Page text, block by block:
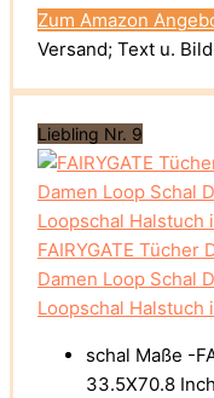
Zum Amazon
Versand; Text u.
Liebling Nr. 9
FAIRYGATE Tücher
Damen Loop Schal
Loopschal Halstuch
schal Maße -
33.5X70.8